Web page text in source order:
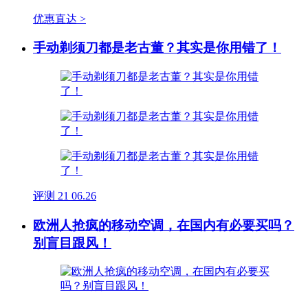
优惠直达 >
手动剃须刀都是老古董？其实是你用错了！
评测 21 06.26
欧洲人抢疯的移动空调，在国内有必要买吗？
别盲目跟风！